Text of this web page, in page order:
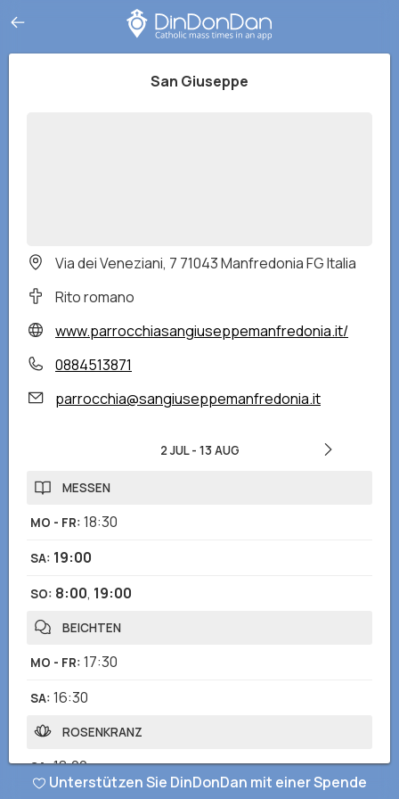
San Giuseppe
Via dei Veneziani, 7 71043 Manfredonia FG Italia
Rito romano
www.parrocchiasangiuseppemanfredonia.it/
0884513871
parrocchia@sangiuseppemanfredonia.it
2 JUL- 13 AUG
MESSEN
MO - FR: 18:30
SA: 19:00
SO: 8:00, 19:00
BEICHTEN
MO - FR: 17:30
SA: 16:30
ROSENKRANZ
SA:18:00
Unterstützen Sie DinDonDan mit einer Spende